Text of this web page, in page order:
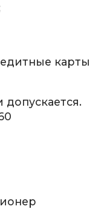
карты